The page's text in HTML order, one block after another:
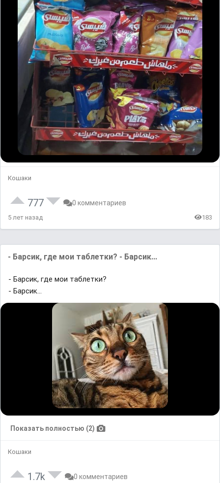
Кошаки
777 0 комментариев
5 лет назад 183
- Барсик, где мои таблетки? - Барсик...
- Барсик, где мои таблетки?
- Барсик...
Показать полностью (2)
Кошаки
1.7k 0 комментариев